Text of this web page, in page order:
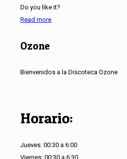
Do you like it?
Read more
Ozone
Bienvenidos a la Discoteca Ozone
Horario:
Jueves: 00:30 a 6:00
Viernes: 00:30 a 6:30